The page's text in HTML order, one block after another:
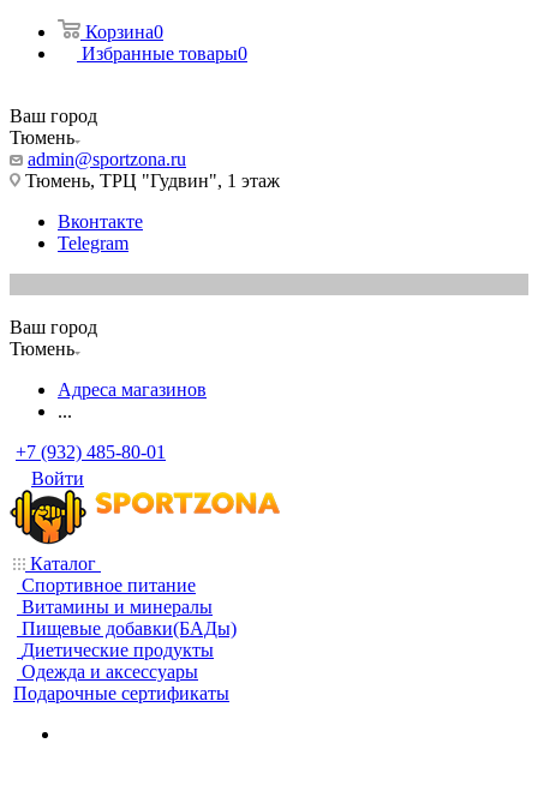
Корзина0
Избранные товары0
Ваш город
Тюмень
admin@sportzona.ru
Тюмень, ТРЦ "Гудвин", 1 этаж
Вконтакте
Telegram
Ваш город
Тюмень
Адреса магазинов
...
+7 (932) 485-80-01
Войти
Каталог
Спортивное питание
Витамины и минералы
Пищевые добавки(БАДы)
Диетические продукты
Одежда и аксессуары
Подарочные сертификаты